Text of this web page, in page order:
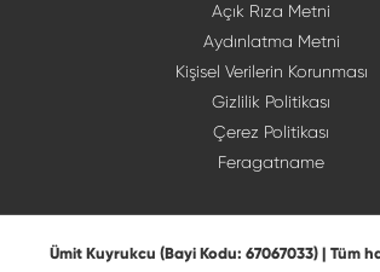
Açık Rıza Metni
Aydınlatma Metni
Kişisel Verilerin Korunması
Gizlilik Politikası
Çerez Politikası
Feragatname
Ümit Kuyrukcu (Bayi Kodu: 67067033) | Tüm